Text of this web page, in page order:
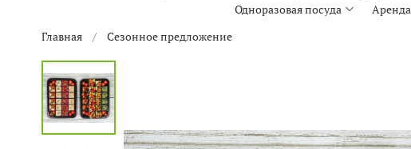
Одноразовая посуда
Главная
Сезонное предложение